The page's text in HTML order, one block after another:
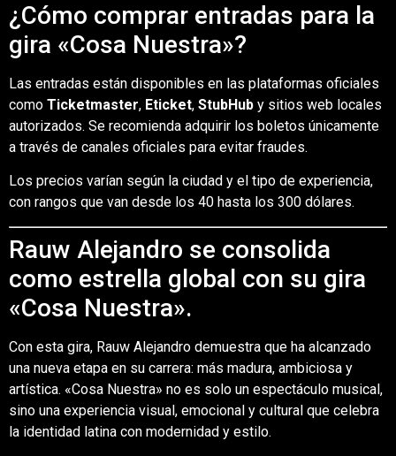
¿Cómo comprar entradas para la
gira «Cosa Nuestra»?
Las entradas están disponibles en las plataformas oficiales
como Ticketmaster, Eticket, StubHub y sitios web locales
autorizados. Se recomienda adquirir los boletos únicamente
a través de canales oficiales para evitar fraudes.
Los precios varían según la ciudad y el tipo de experiencia,
con rangos que van desde los 40 hasta los 300 dólares.
Rauw Alejandro se consolida
como estrella global con su gira
«Cosa Nuestra».
Con esta gira, Rauw Alejandro demuestra que ha alcanzado
una nueva etapa en su carrera: más madura, ambiciosa y
artística. «Cosa Nuestra» no es solo un espectáculo musical,
sino una experiencia visual, emocional y cultural que celebra
la identidad latina con modernidad y estilo.